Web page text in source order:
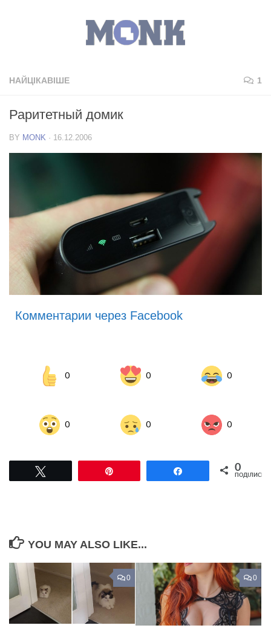
НАЙЦІКАВІШЕ 1
Раритетный домик
BY MONK · 16.12.2006
Комментарии через Facebook
0 0 0
0 0 0
Поділитися0
ПОДІЛИСЬ
YOU MAY ALSO LIKE...
0 0